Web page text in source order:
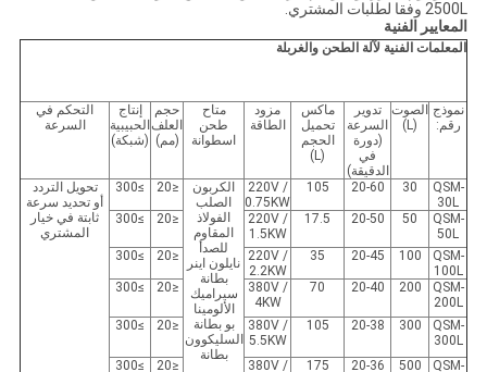
2500L وفقا لطلبات المشتري.
المعايير الفنية
المعلمات الفنية لآلة الطحن والغربلة
نموذج
رقم:
الصوت
(L)
تدوير
السرعة
(دورة
في
الدقيقة)
ماكس
تحميل
الحجم
(L)
مزود
الطاقة
متاح
طحن
اسطوانة
حجم
العلف
(مم)
إنتاج
الحبيبية
(شبكة)
التحكم في
السرعة
QSM-
30L
30
20-60
105
220V /
0.75KW
الكربون
الصلب
الفولاذ
المقاوم
للصدأ
نايلون اينر
بطانة
سيراميك
الألومينا
بو بطانة
السليكوون
بطانة
≤20
≥300
تحويل التردد
أو تحديد سرعة
ثابتة في خيار
المشتري
QSM-
50L
50
20-50
17.5
220V /
1.5KW
≤20
≥300
QSM-
100L
100
20-45
35
220V /
2.2KW
≤20
≥300
QSM-
200L
200
20-40
70
380V /
4KW
≤20
≥300
QSM-
300L
300
20-38
105
380V /
5.5KW
≤20
≥300
QSM-
500
20-36
175
380V /
≤20
≥300